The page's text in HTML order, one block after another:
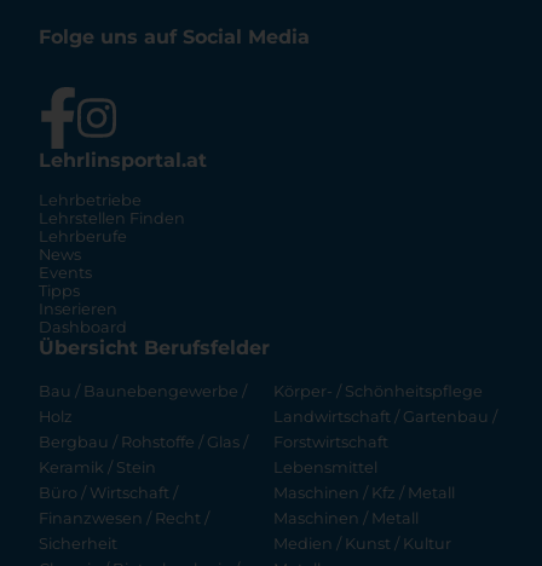
Folge uns auf Social Media
Lehrlinsportal.at
Lehrbetriebe
Lehrstellen Finden
Lehrberufe
News
Events
Tipps
Inserieren
Dashboard
Übersicht Berufsfelder
Bau / Baunebengewerbe /
Holz
Bergbau / Rohstoffe / Glas /
Keramik / Stein
Büro / Wirtschaft /
Finanzwesen / Recht /
Sicherheit
Körper- / Schönheitspflege
Landwirtschaft / Gartenbau /
Forstwirtschaft
Lebensmittel
Maschinen / Kfz / Metall
Maschinen / Metall
Medien / Kunst / Kultur